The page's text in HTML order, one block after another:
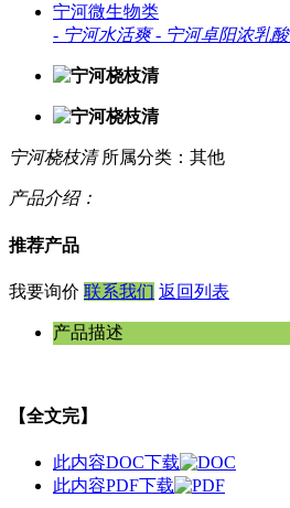
宁河微生物类
- 宁河水活爽 - 宁河卓阳浓乳酸
宁河桡枝清所属分类：其他
产品介绍：
推荐产品
我要询价 联系我们 返回列表
产品描述
【全文完】
此内容DOC下载
此内容PDF下载